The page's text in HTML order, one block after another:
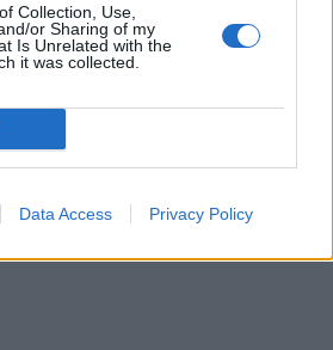
Collection, Use,
or Sharing of my
Is Unrelated with the
it was collected.
Data Access Privacy Policy
τεύχους